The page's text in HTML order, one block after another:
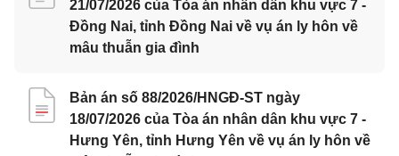
21/07/2026 của Tòa án nhân dân khu vực 7 -
Đồng Nai, tỉnh Đồng Nai về vụ án ly hôn về
mâu thuẫn gia đình
Bản án số 88/2026/HNGĐ-ST ngày
18/07/2026 của Tòa án nhân dân khu vực 7 -
Hưng Yên, tỉnh Hưng Yên về vụ án ly hôn về